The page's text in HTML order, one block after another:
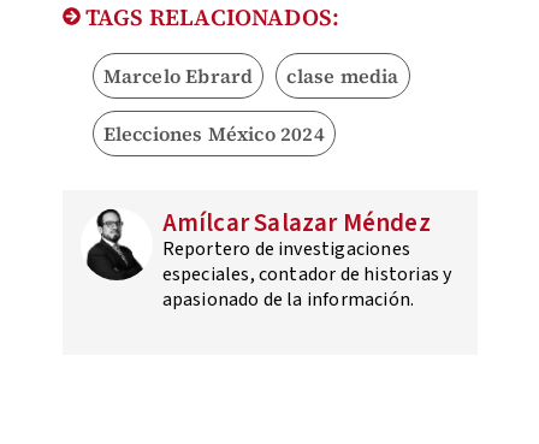
TAGS RELACIONADOS:
Marcelo Ebrard clase media
Elecciones México 2024
Amílcar Salazar Méndez
Reportero de investigaciones
especiales, contador de historias y
apasionado de la información.